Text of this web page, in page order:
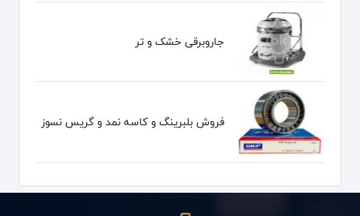
جاروبرقی خشک و تر
فروش بلبرینگ و کاسه نمد و گریس نسوز